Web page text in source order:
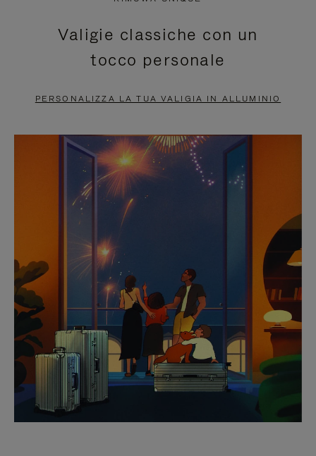
PAUSA,
PREMERE
METTERLO
PAUSA
PREMI
PER
ATTIVARE
Valigie classiche con un
tocco personale
PERSONALIZZA LA TUA VALIGIA IN ALLUMINIO